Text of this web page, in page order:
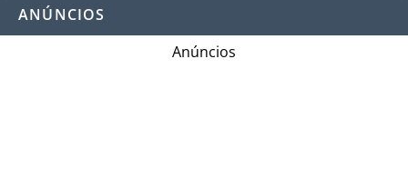
ANÚNCIOS
Anúncios